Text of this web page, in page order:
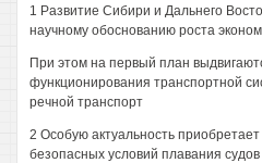
1 Развитие Сибири и Дальнего
научному обоснованию роста
При этом на первый план
функционирования транспортной
речной транспорт
2 Особую актуальность
безопасных условий плавания